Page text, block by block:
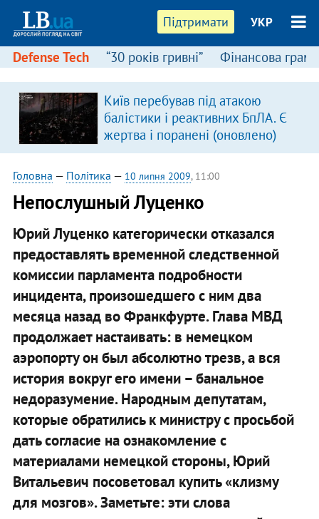
Підтримати УКР
Defense Tech “30 років гривні” Фінансова
Київ перебував під атакою
балістики і реактивних БпЛА. Є
жертва і поранені (оновлено)
Головна — Політика — 10 липня 2009, 11:00
Непослушный Луценко
Юрий Луценко категорически отказался
предоставлять временной следственной
комиссии парламента подробности
инцидента, произошедшего с ним два
месяца назад во Франкфурте. Глава МВД
продолжает настаивать: в немецком
аэропорту он был абсолютно трезв, а вся
история вокруг его имени – банальное
недоразумение. Народным депутатам,
которые обратились к министру с просьбой
дать согласие на ознакомление с
материалами немецкой стороны, Юрий
Витальевич посоветовал купить «клизму
для мозгов». Заметьте: эти слова